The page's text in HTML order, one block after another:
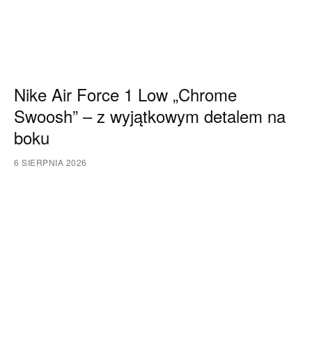
Nike Air Force 1 Low „Chrome
Swoosh” – z wyjątkowym detalem na
boku
6 SIERPNIA 2026